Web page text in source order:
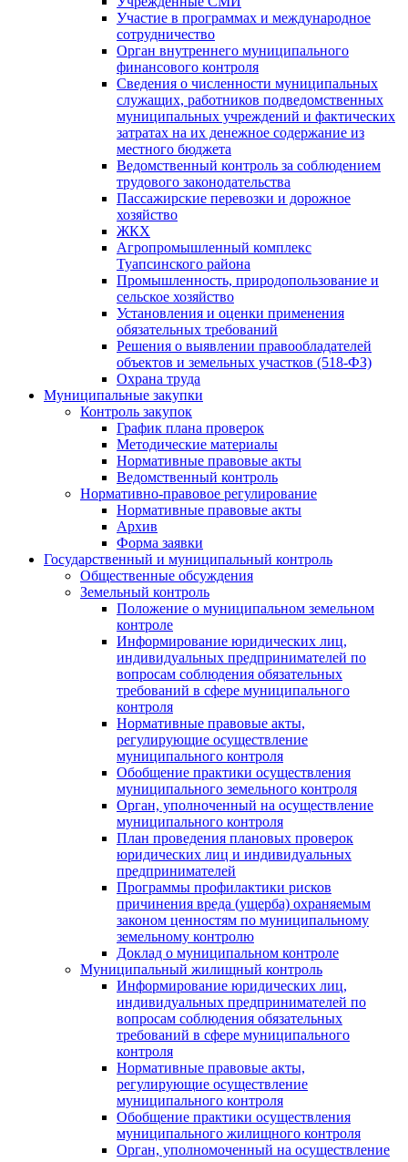
Участие в программах и международное
сотрудничество
Орган внутреннего муниципального
финансового контроля
Сведения о численности муниципальных
служащих, работников подведомственных
муниципальных учреждений и фактических
затратах на их денежное содержание из
местного бюджета
Ведомственный контроль за соблюдением
трудового законодательства
Пассажирские перевозки и дорожное
хозяйство
ЖКХ
Агропромышленный комплекс
Туапсинского района
Промышленность, природопользование и
сельское хозяйство
Установления и оценки применения
обязательных требований
Решения о выявлении правообладателей
объектов и земельных участков (518-ФЗ)
Охрана труда
Муниципальные закупки
Контроль закупок
График плана проверок
Методические материалы
Нормативные правовые акты
Ведомственный контроль
Нормативно-правовое регулирование
Нормативные правовые акты
Архив
Форма заявки
Государственный и муниципальный контроль
Общественные обсуждения
Земельный контроль
Положение о муниципальном земельном
контроле
Информирование юридических лиц,
индивидуальных предпринимателей по
вопросам соблюдения обязательных
требований в сфере муниципального
контроля
Нормативные правовые акты,
регулирующие осуществление
муниципального контроля
Обобщение практики осуществления
муниципального земельного контроля
Орган, уполноченный на осуществление
муниципального контроля
План проведения плановых проверок
юридических лиц и индивидуальных
предпринимателей
Программы профилактики рисков
причинения вреда (ущерба) охраняемым
законом ценностям по муниципальному
земельному контролю
Доклад о муниципальном контроле
Муниципальный жилищный контроль
Информирование юридических лиц,
индивидуальных предпринимателей по
вопросам соблюдения обязательных
требований в сфере муниципального
контроля
Нормативные правовые акты,
регулирующие осуществление
муниципального контроля
Обобщение практики осуществления
муниципального жилищного контроля
Орган, уполномоченный на осуществление